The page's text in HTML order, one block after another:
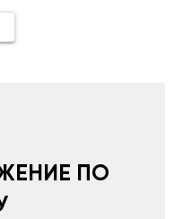
ПО